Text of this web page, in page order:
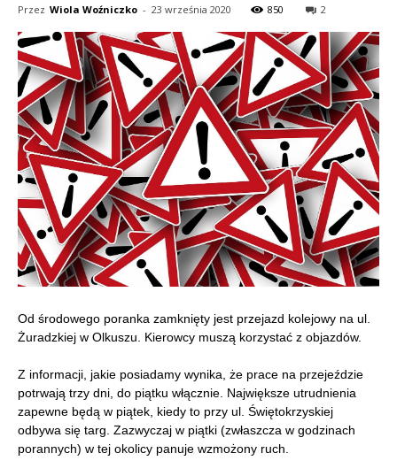
Przez Wiola Woźniczko - 23 września 2020 850 2
Od środowego poranka zamknięty jest przejazd kolejowy na ul.
Żuradzkiej w Olkuszu. Kierowcy muszą korzystać z objazdów.
Z informacji, jakie posiadamy wynika, że prace na przejeździe
potrwają trzy dni, do piątku włącznie. Największe utrudnienia
zapewne będą w piątek, kiedy to przy ul. Świętokrzyskiej
odbywa się targ. Zazwyczaj w piątki (zwłaszcza w godzinach
porannych) w tej okolicy panuje wzmożony ruch.